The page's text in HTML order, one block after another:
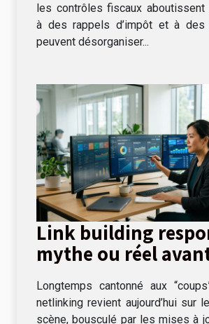
les contrôles fiscaux aboutissent
à des rappels d’impôt et à des
peuvent désorganiser...
Link building
mythe ou réel
concurrentiel ?
Longtemps cantonné aux
netlinking revient aujourd’hui sur
scène, bousculé par les mises à